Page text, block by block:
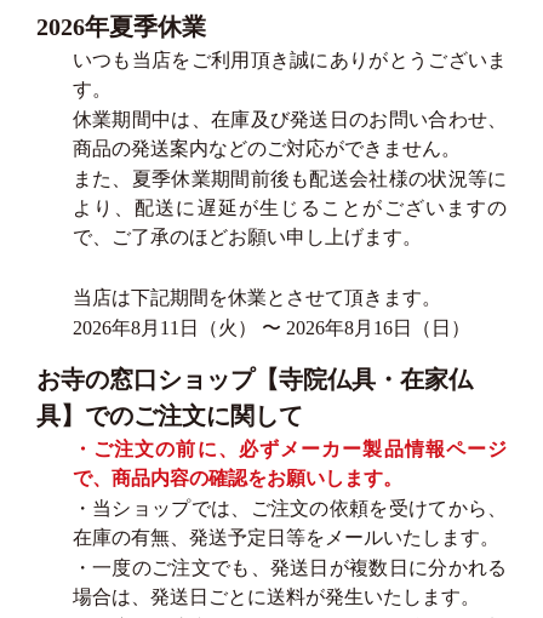
2026年夏季休業
いつも当店をご利用頂き誠にありがとうございま
す。
休業期間中は、在庫及び発送日のお問い合わせ、
商品の発送案内などのご対応ができません。
また、夏季休業期間前後も配送会社様の状況等に
より、配送に遅延が生じることがございますの
で、ご了承のほどお願い申し上げます。
当店は下記期間を休業とさせて頂きます。
2026年8月11日（火） 〜 2026年8月16日（日）
お寺の窓口ショップ【寺院仏具・在家仏
具】でのご注文に関して
・ご注文の前に、必ずメーカー製品情報ページ
で、商品内容の確認をお願いします。
・当ショップでは、ご注文の依頼を受けてから、
在庫の有無、発送予定日等をメールいたします。
・一度のご注文でも、発送日が複数日に分かれる
場合は、発送日ごとに送料が発生いたします。